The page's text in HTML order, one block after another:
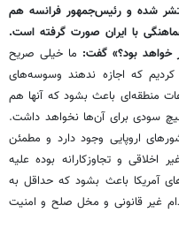
شده و رئیس‌جمهور فرانسه هم
با ایران صورت گرفته است.
خواهد بود؟» گفت: ما خیلی صریح
که اجازه ندهند وسوسه‌های
منطقه‌ای باعث بشود که آنها هم
سودی برای آن‌ها نخواهد داشت.
اروپایی وجود دارد و مطمئن
و تجاوزکارانه بوده علیه
آمریکا باعث بشود که حداقل به
غیر قانونی و مخل صلح و امنیت